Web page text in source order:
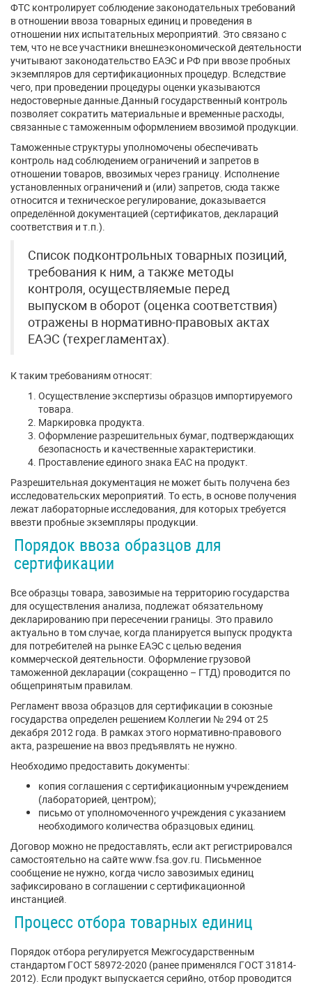
ФТС контролирует соблюдение законодательных требований
в отношении ввоза товарных единиц и проведения в
отношении них испытательных мероприятий. Это связано с
тем, что не все участники внешнеэкономической деятельности
учитывают законодательство ЕАЭС и РФ при ввозе пробных
экземпляров для сертификационных процедур. Вследствие
чего, при проведении процедуры оценки указываются
недостоверные данные.Данный государственный контроль
позволяет сократить материальные и временные расходы,
связанные с таможенным оформлением ввозимой продукции.
Таможенные структуры уполномочены обеспечивать
контроль над соблюдением ограничений и запретов в
отношении товаров, ввозимых через границу. Исполнение
установленных ограничений и (или) запретов, сюда также
относится и техническое регулирование, доказывается
определённой документацией (сертификатов, деклараций
соответствия и т.п.).
Список подконтрольных товарных позиций,
требования к ним, а также методы
контроля, осуществляемые перед
выпуском в оборот (оценка соответствия)
отражены в нормативно-правовых актах
ЕАЭС (техрегламентах).
К таким требованиям относят:
Осуществление экспертизы образцов импортируемого
товара.
Маркировка продукта.
Оформление разрешительных бумаг, подтверждающих
безопасность и качественные характеристики.
Проставление единого знака ЕАС на продукт.
Разрешительная документация не может быть получена без
исследовательских мероприятий. То есть, в основе получения
лежат лабораторные исследования, для которых требуется
ввезти пробные экземпляры продукции.
Порядок ввоза образцов для
сертификации
Все образцы товара, завозимые на территорию государства
для осуществления анализа, подлежат обязательному
декларированию при пересечении границы. Это правило
актуально в том случае, когда планируется выпуск продукта
для потребителей на рынке ЕАЭС с целью ведения
коммерческой деятельности. Оформление грузовой
таможенной декларации (сокращенно – ГТД) проводится по
общепринятым правилам.
Регламент ввоза образцов для сертификации в союзные
государства определен решением Коллегии № 294 от 25
декабря 2012 года. В рамках этого нормативно-правового
акта, разрешение на ввоз предъявлять не нужно.
Необходимо предоставить документы:
копия соглашения с сертификационным учреждением
(лабораторией, центром);
письмо от уполномоченного учреждения с указанием
необходимого количества образцовых единиц.
Договор можно не предоставлять, если акт регистрировался
самостоятельно на сайте www.fsa.gov.ru. Письменное
сообщение не нужно, когда число завозимых единиц
зафиксировано в соглашении с сертификационной
инстанцией.
Процесс отбора товарных единиц
Порядок отбора регулируется Межгосударственным
стандартом ГОСТ 58972-2020 (ранее применялся ГОСТ 31814-
2012). Если продукт выпускается серийно, отбор проводится